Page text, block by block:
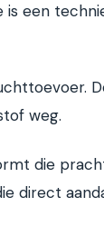
is een
weg.
die
direct